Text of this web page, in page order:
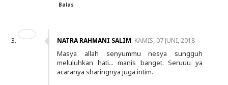
Balas
NATRA RAHMANI SALIM KAMIS, 07 JUNI, 2018
Masya allah senyummu nesya sungguh
meluluhkan hati... manis banget. Seruuu ya
acaranya sharingnya juga intim.